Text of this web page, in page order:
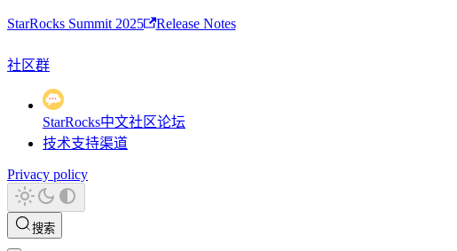
StarRocks Summit 2025 Release Notes
社区群
StarRocks中文社区论坛
技术支持渠道
Privacy policy
搜索